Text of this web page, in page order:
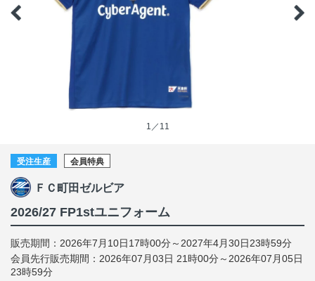
1／11
受注生産 会員特典
ＦＣ町田ゼルビア
2026/27 FP1stユニフォーム
販売期間：2026年7月10日17時00分～2027年4月30日23時59分
会員先行販売期間：2026年07月03日 21時00分～2026年07月05日
23時59分